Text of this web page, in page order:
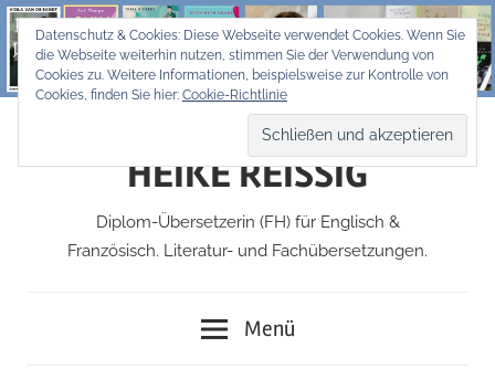
Zum
Inhalt
springen
HEIKE REISSIG
Diplom-Übersetzerin (FH) für Englisch &
Französisch. Literatur- und Fachübersetzungen.
Menü
Datenschutz & Cookies: Diese Webseite verwendet Cookies. Wenn Sie
die Webseite weiterhin nutzen, stimmen Sie der Verwendung von
Cookies zu. Weitere Informationen, beispielsweise zur Kontrolle von
Cookies, finden Sie hier: Cookie-Richtlinie